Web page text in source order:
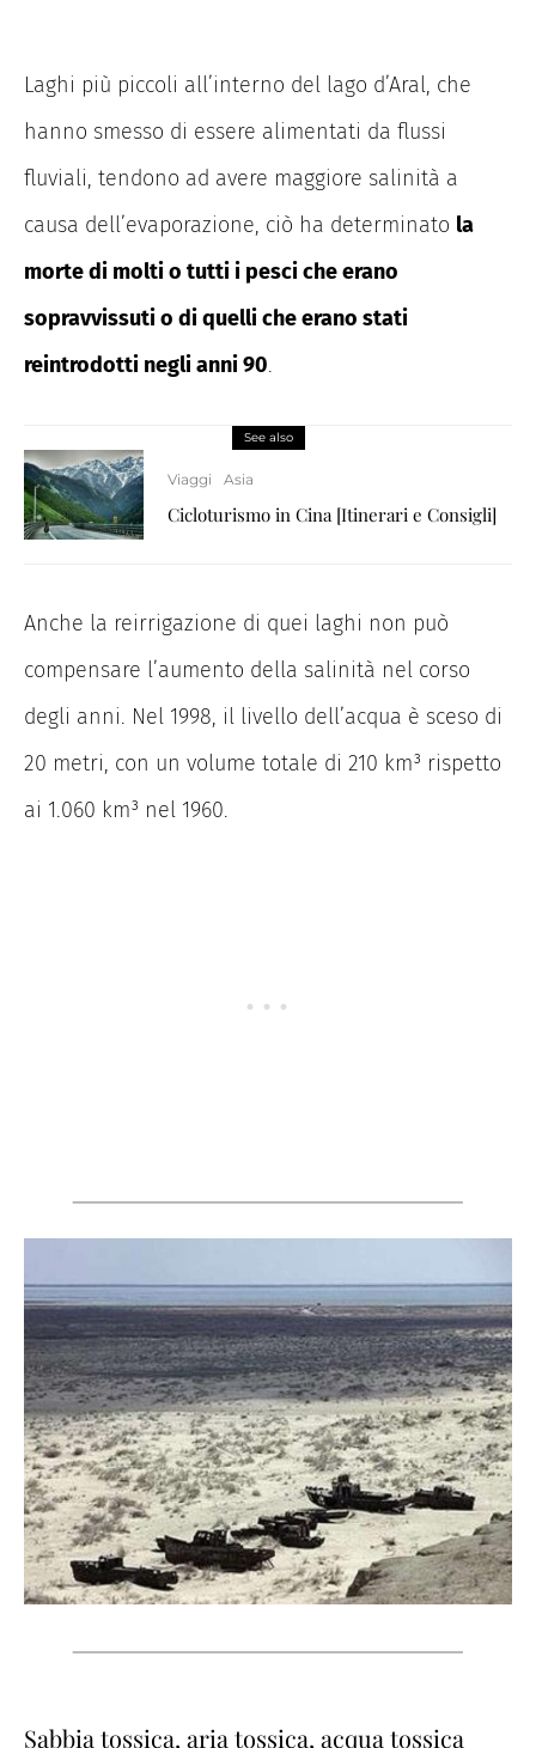
Laghi più piccoli all’interno del lago d’Aral, che
hanno smesso di essere alimentati da flussi
fluviali, tendono ad avere maggiore salinità a
causa dell’evaporazione, ciò ha determinato la
morte di molti o tutti i pesci che erano
sopravvissuti o di quelli che erano stati
reintrodotti negli anni 90.
See also
Viaggi Asia
Cicloturismo in Cina [Itinerari e Consigli]
Anche la reirrigazione di quei laghi non può
compensare l’aumento della salinità nel corso
degli anni. Nel 1998, il livello dell’acqua è sceso di
20 metri, con un volume totale di 210 km³ rispetto
ai 1.060 km³ nel 1960.
Sabbia tossica, aria tossica, acqua tossica